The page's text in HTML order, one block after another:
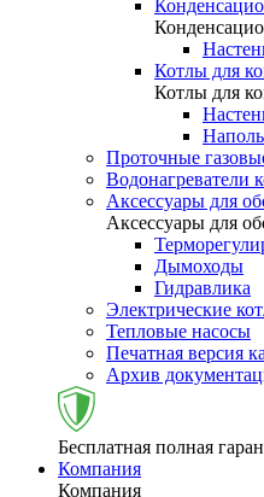
Котлы для
Котлы для
Проточные
Водонагреватели
Аксессуары для
Аксессуары для
Дымоходы
Гидравлика
Электрические
Тепловые насосы
Печатная версия
Архив
Бесплатная полная
Компания
Компания